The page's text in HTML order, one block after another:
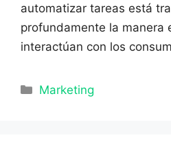
automatizar tareas está
profundamente la manera
interactúan con los
Categorías
Marketing